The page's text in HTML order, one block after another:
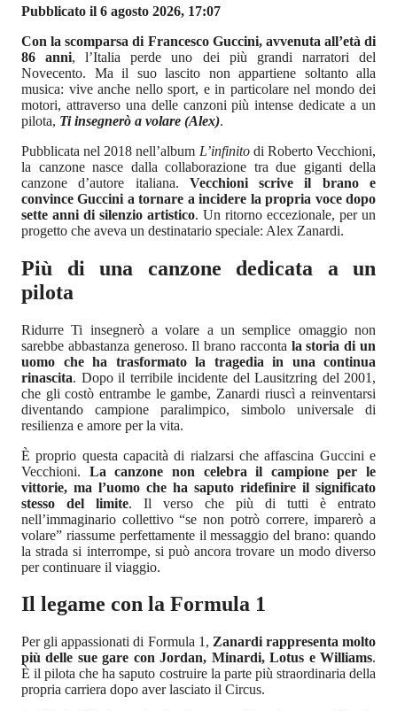
Pubblicato il 6 agosto 2026, 17:07
Con la scomparsa di Francesco Guccini, avvenuta all’età di
86 anni, l’Italia perde uno dei più grandi narratori del
Novecento. Ma il suo lascito non appartiene soltanto alla
musica: vive anche nello sport, e in particolare nel mondo dei
motori, attraverso una delle canzoni più intense dedicate a un
pilota, Ti insegnerò a volare (Alex).
Pubblicata nel 2018 nell’album L’infinitodi Roberto Vecchioni,
la canzone nasce dalla collaborazione tra due giganti della
canzone d’autore italiana. Vecchioni scrive il brano e
convince Guccini a tornare a incidere la propria voce dopo
sette anni di silenzio artistico. Un ritorno eccezionale, per un
progetto che aveva un destinatario speciale: Alex Zanardi.
Più di una canzone dedicata a un
pilota
Ridurre Ti insegnerò a volare a un semplice omaggio non
sarebbe abbastanza generoso. Il brano racconta la storia di un
uomo che ha trasformato la tragedia in una continua
rinascita. Dopo il terribile incidente del Lausitzring del 2001,
che gli costò entrambe le gambe, Zanardi riuscì a reinventarsi
diventando campione paralimpico, simbolo universale di
resilienza e amore per la vita.
È proprio questa capacità di rialzarsi che affascina Guccini e
Vecchioni. La canzone non celebra il campione per le
vittorie, ma l’uomo che ha saputo ridefinire il significato
stesso del limite. Il verso che più di tutti è entrato
nell’immaginario collettivo “se non potrò correre, imparerò a
volare” riassume perfettamente il messaggio del brano: quando
la strada si interrompe, si può ancora trovare un modo diverso
per continuare il viaggio.
Il legame con la Formula 1
Per gli appassionati di Formula 1, Zanardi rappresenta molto
più delle sue gare con Jordan, Minardi, Lotus e Williams.
È il pilota che ha saputo costruire la parte più straordinaria della
propria carriera dopo aver lasciato il Circus.